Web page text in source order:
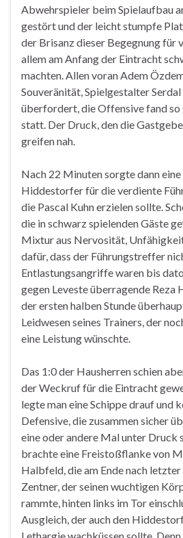
Abwehrspieler beim Spielaufbau
gestört und der leicht stumpfe
der Brisanz dieser Begegnung für
allem am Anfang der Eintracht
machten. Allen voran Adem
Souveränität, Spielgestalter
überfordert, die Offensive fand so
statt. Der Druck, den die
greifen nah.
Nach 22 Minuten sorgte dann
Hiddestorfer für die verdiente
die Pascal Kuhn erzielen sollte.
die in schwarz spielenden Gäste
Mixtur aus Nervosität,
dafür, dass der Führungstreffer
Entlastungsangriffe waren bis
gegen Leveste überragende Reza
der ersten halben Stunde
Leidwesen seines Trainers, der
eine Leistung wünschte.
Das 1:0 der Hausherren schien
der Weckruf für die Eintracht
legte man eine Schippe drauf und
Defensive, die zusammen sicher
eine oder andere Mal unter Druck
brachte eine Freistoßflanke von
Halbfeld, die am Ende nach
Zentner, der seinen wuchtigen
rammte, hinten links im Tor
Ausgleich, der auch den
Lethargie wachküssen sollte. Denn